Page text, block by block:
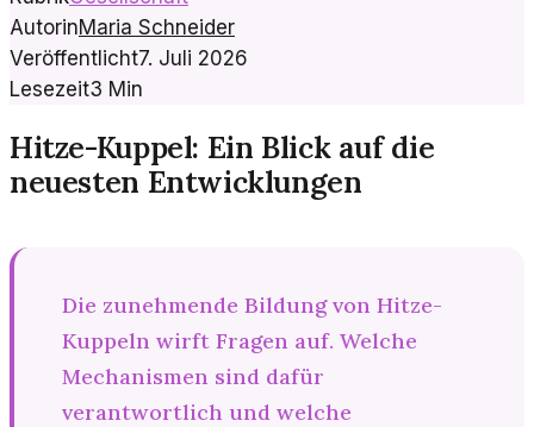
AutorinMaria Schneider
Veröffentlicht7. Juli 2026
Lesezeit3 Min
Hitze-Kuppel: Ein Blick auf die
neuesten Entwicklungen
Die zunehmende Bildung von Hitze-
Kuppeln wirft Fragen auf. Welche
Mechanismen sind dafür
verantwortlich und welche